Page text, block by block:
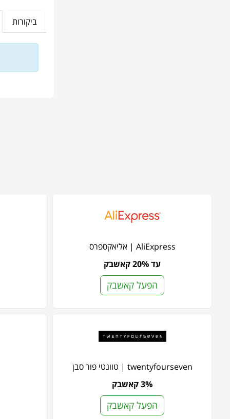
ביקורות
AliExpress | אליאקספרס
עד 20% קאשבק
הפעל קאשבק
twentyfourseven | טוונטי פור סבן
3% קאשבק
הפעל קאשבק